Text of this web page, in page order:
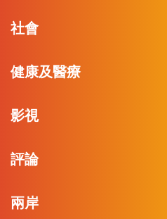
社會
健康及醫療
影視
評論
兩岸